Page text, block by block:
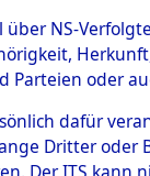
über NS-
Parteien oder
dafür
Dritter